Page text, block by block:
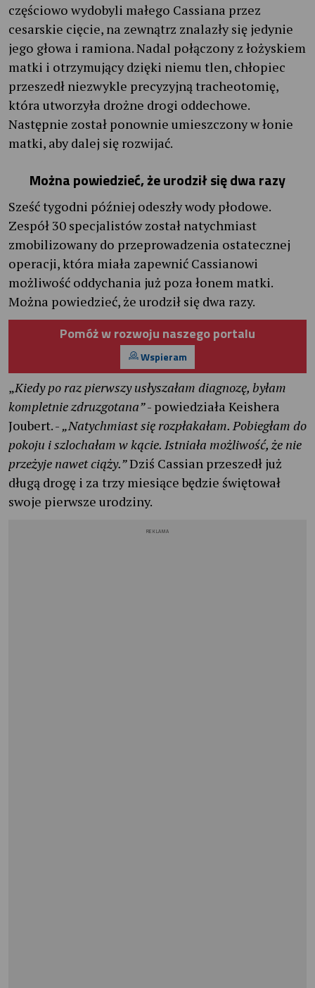
częściowo wydobyli małego Cassiana przez
cesarskie cięcie, na zewnątrz znalazły się jedynie
jego głowa i ramiona. Nadal połączony z łożyskiem
matki i otrzymujący dzięki niemu tlen, chłopiec
przeszedł niezwykle precyzyjną tracheotomię,
która utworzyła drożne drogi oddechowe.
Następnie został ponownie umieszczony w łonie
matki, aby dalej się rozwijać.
Można powiedzieć, że urodził się dwa razy
Sześć tygodni później odeszły wody płodowe.
Zespół 30 specjalistów został natychmiast
zmobilizowany do przeprowadzenia ostatecznej
operacji, która miała zapewnić Cassianowi
możliwość oddychania już poza łonem matki.
Można powiedzieć, że urodził się dwa razy.
Pomóż w rozwoju naszego portalu
Wspieram
„Kiedy po raz pierwszy usłyszałam diagnozę, byłam
kompletnie zdruzgotana”- powiedziała Keishera
Joubert. - „Natychmiast się rozpłakałam. Pobiegłam do
pokoju i szlochałam w kącie. Istniała możliwość, że nie
przeżyje nawet ciąży.”Dziś Cassian przeszedł już
długą drogę i za trzy miesiące będzie świętował
swoje pierwsze urodziny.
REKLAMA